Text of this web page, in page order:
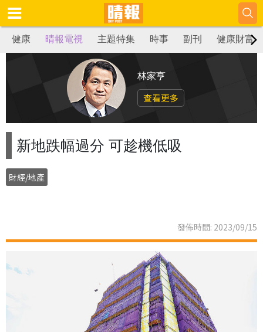
健康 晴報電視 主題特集 時事 副刊 健康財富
林家亨
查看更多
新地跌幅過分 可趁機低吸
財經/地產
發佈時間: 2023/09/15